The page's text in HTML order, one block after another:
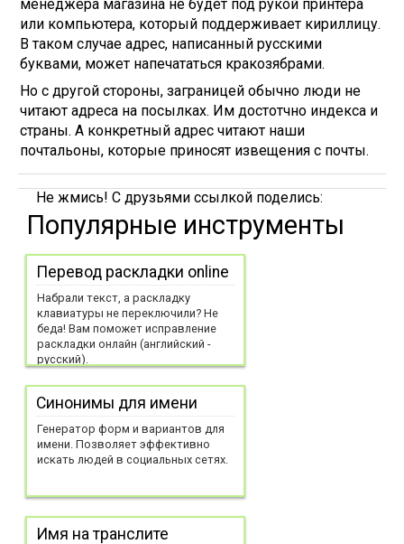
менеджера магазина не будет под рукой принтера
или компьютера, который поддерживает кириллицу.
В таком случае адрес, написанный русскими
буквами, может напечататься кракозябрами.
Но с другой стороны, заграницей обычно люди не
читают адреса на посылках. Им достотчно индекса и
страны. А конкретный адрес читают наши
почтальоны, которые приносят извещения с почты.
Не жмись! С друзьями ссылкой поделись:
Популярные инструменты
Перевод раскладки online
Набрали текст, а раскладку
клавиатуры не переключили? Не
беда! Вам поможет исправление
раскладки онлайн (английский -
русский).
Синонимы для имени
Генератор форм и вариантов для
имени. Позволяет эффективно
искать людей в социальных сетях.
Имя на транслите